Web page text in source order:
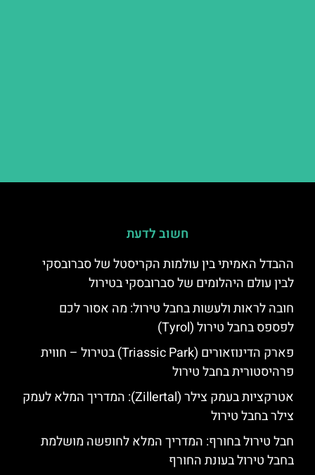
חשוב לדעת
ההבדל האמיתי בין עולמות הקריסטל של סברובסקי
לבין עולם היהלומים של סברובסקי בטירול
חובה לראות ולעשות בחבל טירול: מה אסור לכם
לפספס בחבל טירול (Tyrol)
פארק הדינוזאורים (Triassic Park) בטירול – חווית
פרהיסטורית בחבל טירול
אטרקציות בעמק צילר (Zillertal): המדריך המלא לעמק
צילר בחבל טירול
חבל טירול בחורף: המדריך המלא לחופשה מושלמת
בחבל טירול בעונת החורף